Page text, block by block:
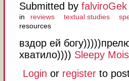
Submitted by falviroGek
in reviews textual studies
resources
вздор ей
хватило)))) Sleepy
Login or register to